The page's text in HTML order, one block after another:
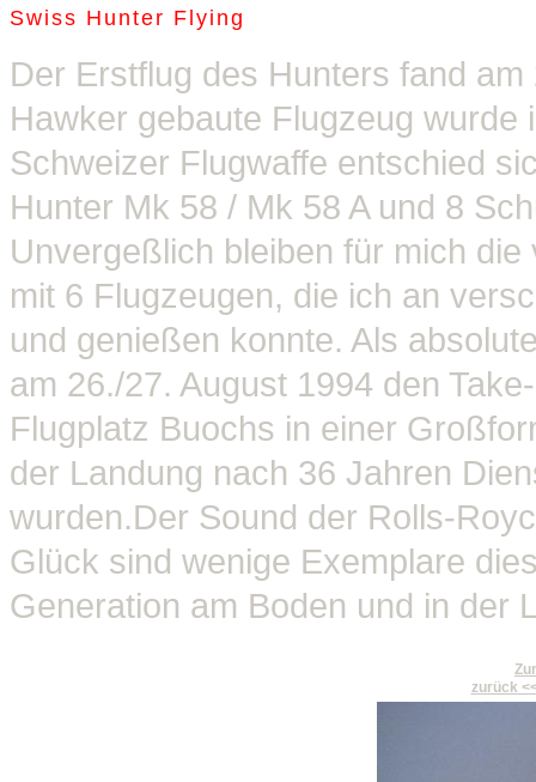
Swiss Hunter Flying
Der Erstflug des Hunters fand
Hawker gebaute Flugzeug
Schweizer Flugwaffe entschied
Hunter Mk 58 / Mk 58 A und 8
Unvergeßlich bleiben für mich
mit 6 Flugzeugen, die ich an
und genießen konnte. Als
am 26./27. August 1994 den
Flugplatz Buochs in einer
der Landung nach 36 Jahren
wurden.Der Sound der Rolls-
Glück sind wenige Exemplare
Generation am Boden und in der
zurück